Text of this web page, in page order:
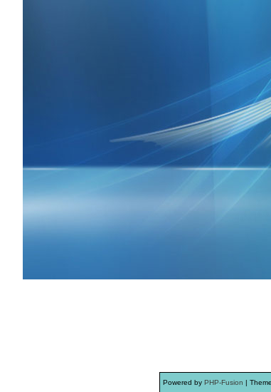
Powered by PHP-Fusion |